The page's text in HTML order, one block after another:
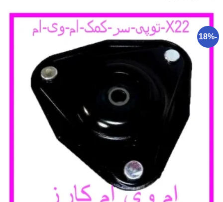
-18%